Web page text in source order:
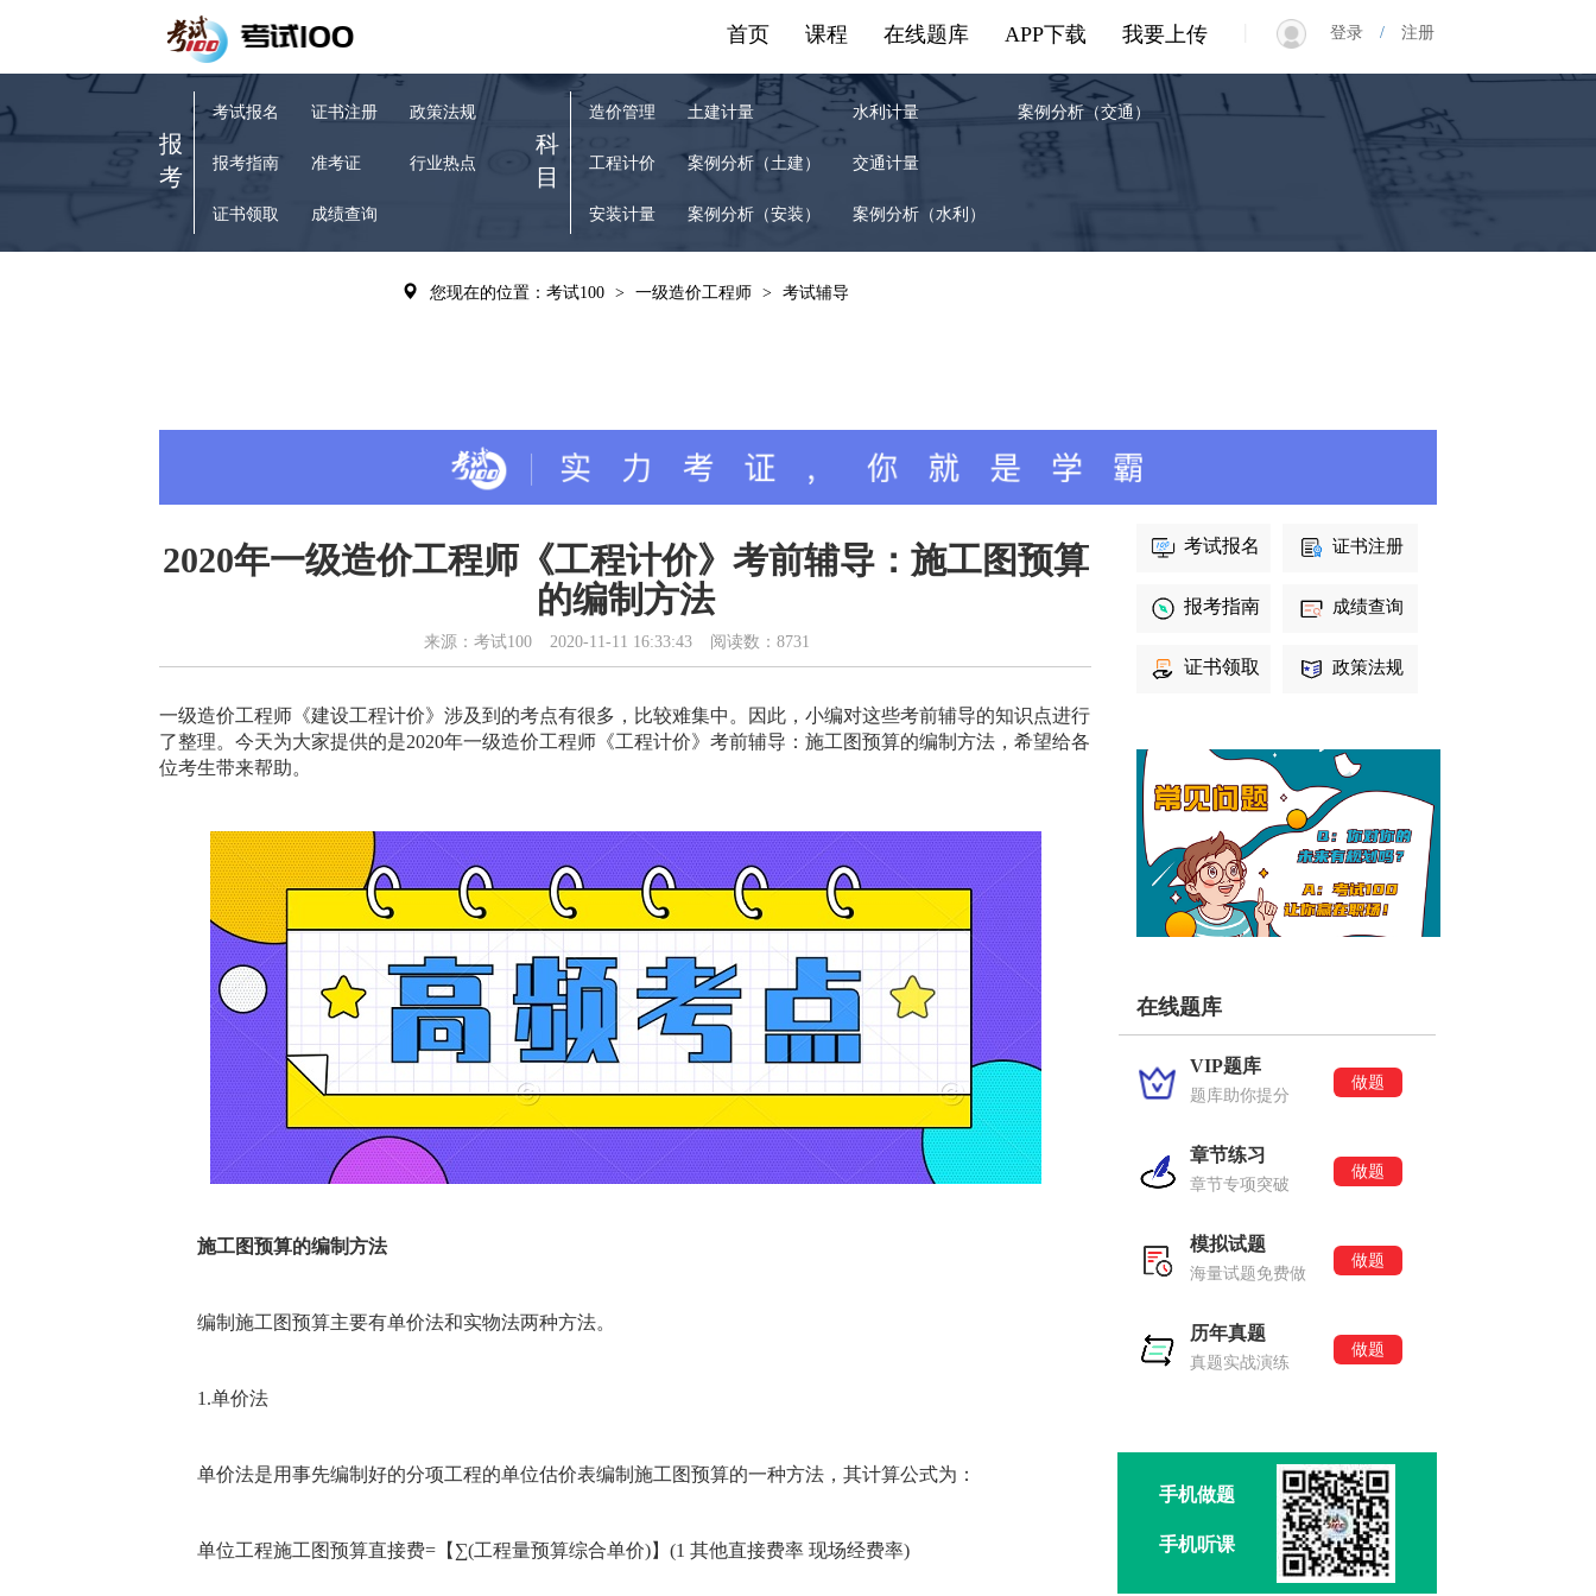
登录/ 注册
我要上传
APP下载
在线题库
课程
首页
报
考
考试报名
报考指南
证书领取
证书注册
准考证
成绩查询
政策法规
行业热点
科
目
造价管理
工程计价
安装计量
土建计量
案例分析（土建）
案例分析（安装）
水利计量
交通计量
案例分析（水利）
案例分析（交通）
您现在的位置：考试100 > 一级造价工程师 > 考试辅导
2020年一级造价工程师《工程计价》考前辅导：施工图预算
的编制方法
来源：考试100 2020-11-11 16:33:43 阅读数：8731
一级造价工程师《建设工程计价》涉及到的考点有很多，比较难集中。因此，小编对这些考前辅导的知识点进行
了整理。今天为大家提供的是2020年一级造价工程师《工程计价》考前辅导：施工图预算的编制方法，希望给各
位考生带来帮助。
施工图预算的编制方法
编制施工图预算主要有单价法和实物法两种方法。
1.单价法
单价法是用事先编制好的分项工程的单位估价表编制施工图预算的一种方法，其计算公式为：
单位工程施工图预算直接费=【∑(工程量预算综合单价)】(1 其他直接费率 现场经费率)
考试报名
报考指南
证书领取
证书注册
成绩查询
政策法规
在线题库
VIP题库
题库助你提分
做题
章节练习
章节专项突破
做题
模拟试题
海量试题免费做
做题
历年真题
真题实战演练
做题
手机做题
手机听课